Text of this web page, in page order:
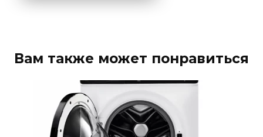
Вам также может понравиться